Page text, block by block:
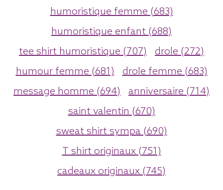
humoristique femme (683)
humoristique enfant (688)
tee shirt humoristique (707)
drole (272)
humour femme (681)
drole femme (683)
message homme (694)
anniversaire (714)
saint valentin (670)
sweat shirt sympa (690)
T shirt originaux (751)
cadeaux originaux (745)